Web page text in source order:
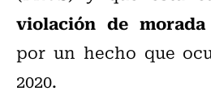
violación de
por un hecho que
2020.